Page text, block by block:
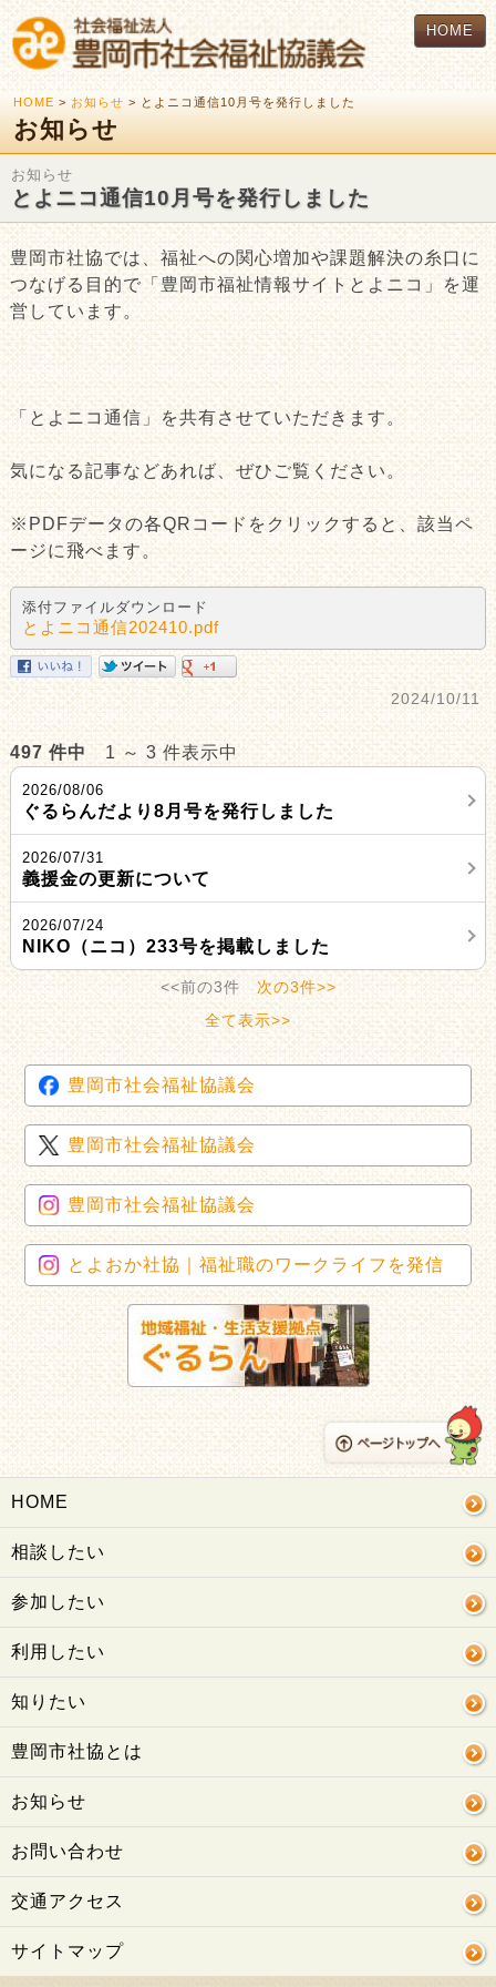
HOME
HOME > お知らせ > とよニコ通信10月号を発行しました
お知らせ
お知らせ
とよニコ通信10月号を発行しました
豊岡市社協では、福祉への関心増加や課題解決の糸口に
つなげる目的で「豊岡市福祉情報サイトとよニコ」を運
営しています。
「とよニコ通信」を共有させていただきます。
気になる記事などあれば、ぜひご覧ください。
※PDFデータの各QRコードをクリックすると、該当ペ
ージに飛べます。
添付ファイルダウンロード
とよニコ通信202410.pdf
2024/10/11
497 件中 1 ～ 3 件表示中
2026/08/06
ぐるらんだより8月号を発行しました
2026/07/31
義援金の更新について
2026/07/24
NIKO（ニコ）233号を掲載しました
<<前の3件 次の3件>>
全て表示>>
豊岡市社会福祉協議会
豊岡市社会福祉協議会
豊岡市社会福祉協議会
とよおか社協｜福祉職のワークライフを発信
HOME
相談したい
参加したい
利用したい
知りたい
豊岡市社協とは
お知らせ
お問い合わせ
交通アクセス
サイトマップ